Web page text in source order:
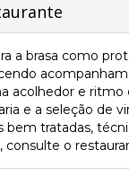
a brasa como
acolhedor e ritmo
e a seleção de
bem tratadas,
consulte o